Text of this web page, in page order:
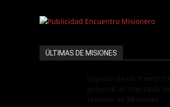
ÚLTIMAS DE MISIONES